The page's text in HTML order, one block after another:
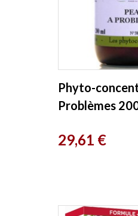
Phyto-
Problèmes
Prix
29,61 €